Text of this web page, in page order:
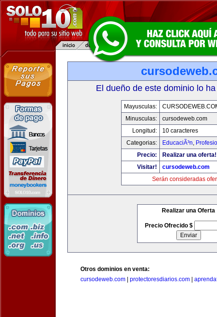
El dueño de este dominio lo
Mayusculas:
Minusculas:
cursodeweb.com
Longitud:
10 caracteres
Categorias:
EducaciÃ³n,
Precio:
Realizar una oferta!
Visitar!
cursodeweb.com
Serán consideradas
Realizar una Oferta
Precio Ofrecido $
Otros dominios en venta:
cursodeweb.com
protectoresdiarios.com